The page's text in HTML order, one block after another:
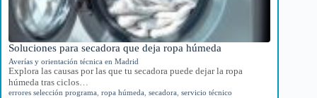
Soluciones para secadora que deja ropa húmeda
Averías y orientación técnica en Madrid
Explora las causas por las que tu secadora puede dejar la ropa
húmeda tras ciclos…
errores selección programa ropa húmeda secadora servicio técnico